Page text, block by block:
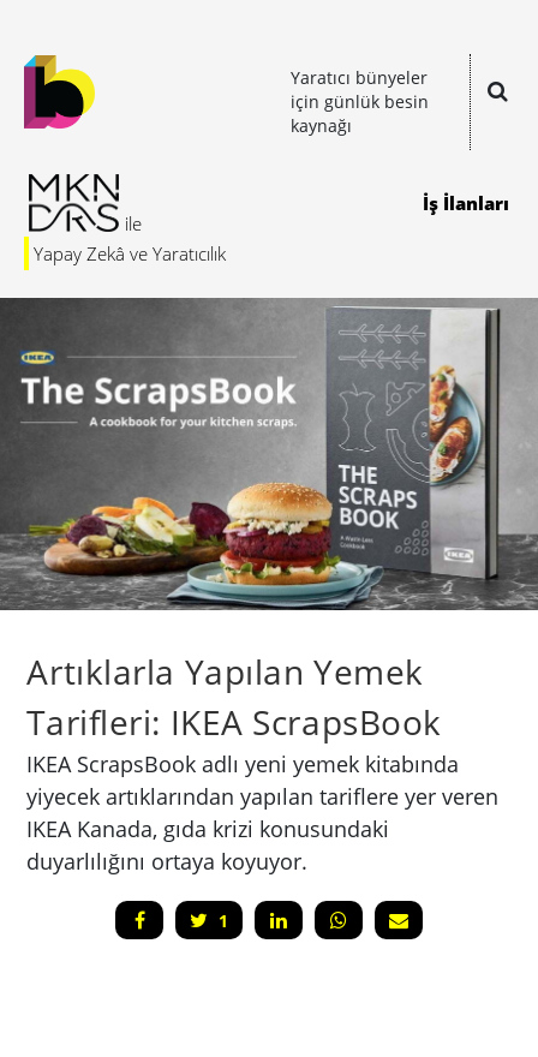
Yaratıcı bünyeler
için günlük besin
kaynağı
Yapay Zekâ ve Yaratıcılık
İş İlanları
Artıklarla Yapılan Yemek
Tarifleri: IKEA ScrapsBook
IKEA ScrapsBook adlı yeni yemek kitabında
yiyecek artıklarından yapılan tariflere yer veren
IKEA Kanada, gıda krizi konusundaki
duyarlılığını ortaya koyuyor.
1